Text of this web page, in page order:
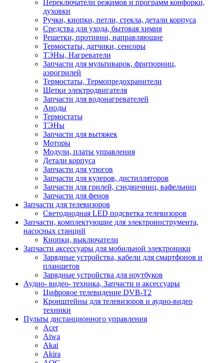
Переключатели режимов и программ конфорки,
духовки
Ручки, кнопки, петли, стекла, детали корпуса
Средства для ухода, бытовая химия
Решетки, противни, направляющие
Термостаты, датчики, сенсоры
ТЭНы, Нагреватели
Запчасти для мультиварок, фритюрниц,
аэрогрилей
Термостаты, Термопредохранители
Щетки электродвигателя
Запчасти для водонагревателей
Аноды
Термостаты
ТЭНы
Запчасти для вытяжек
Моторы
Модули, платы управления
Детали корпуса
Запчасти для утюгов
Запчасти для кулеров, дистилляторов
Запчасти для грилей, сэндвичниц, вафельниц
Запчасти для фенов
Запчасти для телевизоров
Светодиодная LED подсветка телевизоров
Запчасти, комплектующие для электроинструмента,
насосных станций
Кнопки, выключатели
Запчасти аксессуары для мобильной электроники
Зарядные устройства, кабели для смартфонов и
планшетов
Зарядные устройства для ноутбуков
Аудио- видео- техника, Запчасти и аксессуары
Цифровое телевидение DVB-T2
Кронштейны для телевизоров и аудио-видео
техники
Пульты дистанционного управления
Acer
Aiwa
Akai
Akira